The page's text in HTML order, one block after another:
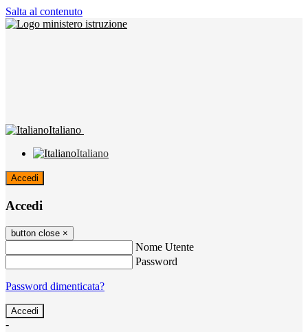
Salta al contenuto
Italiano
Italiano
Accedi
Accedi
button close ×
Nome Utente
Password
Password dimenticata?
-